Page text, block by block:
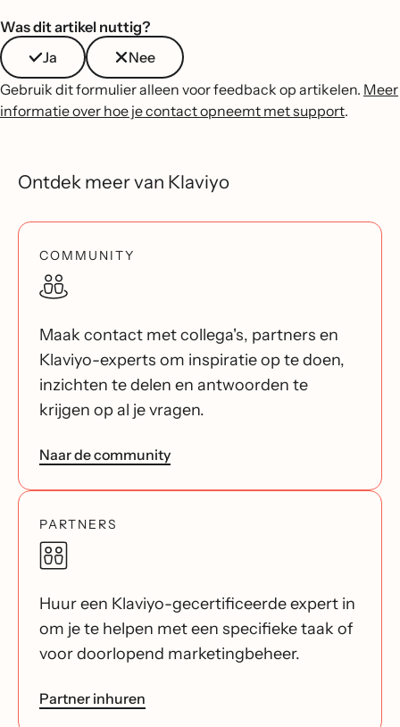
Was dit artikel nuttig?
Ja
Nee
Gebruik dit formulier alleen voor feedback op artikelen. Meer
informatie over hoe je contact opneemt met support.
Ontdek meer van Klaviyo
COMMUNITY
Maak contact met collega's, partners en
Klaviyo-experts om inspiratie op te doen,
inzichten te delen en antwoorden te
krijgen op al je vragen.
Naar de community
PARTNERS
Huur een Klaviyo-gecertificeerde expert in
om je te helpen met een specifieke taak of
voor doorlopend marketingbeheer.
Partner inhuren